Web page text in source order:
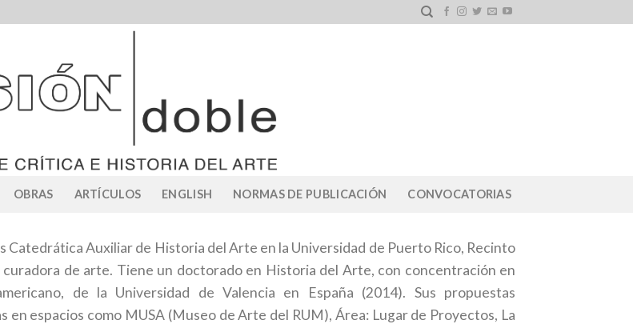
OBRAS ARTÍCULOS ENGLISH NORMAS DE PUBLICACIÓN CONVOCATORIAS
Catedrática Auxiliar de Historia del Arte en la Universidad de Puerto Rico, Recinto
de arte. Tiene un doctorado en Historia del Arte, con concentración en
de la Universidad de Valencia en España (2014). Sus propuestas
en espacios como MUSA (Museo de Arte del RUM), Área: Lugar de Proyectos, La